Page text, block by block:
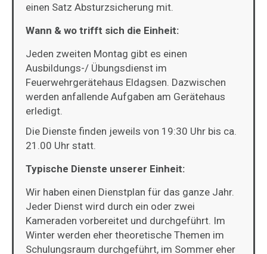
einen Satz Absturzsicherung mit.
Wann & wo trifft sich die Einheit:
Jeden zweiten Montag gibt es einen
Ausbildungs-/ Übungsdienst im
Feuerwehrgerätehaus Eldagsen. Dazwischen
werden anfallende Aufgaben am Gerätehaus
erledigt.
Die Dienste finden jeweils von 19:30 Uhr bis ca.
21.00 Uhr statt.
Typische Dienste unserer Einheit:
Wir haben einen Dienstplan für das ganze Jahr.
Jeder Dienst wird durch ein oder zwei
Kameraden vorbereitet und durchgeführt. Im
Winter werden eher theoretische Themen im
Schulungsraum durchgeführt, im Sommer eher